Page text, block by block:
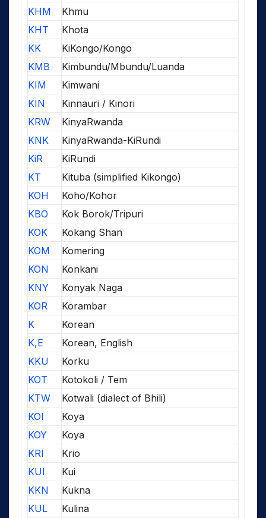
KHM
Khmu
KHT
Khota
KK
KiKongo/Kongo
KMB
Kimbundu/Mbundu/Luanda
KIM
Kimwani
KIN
Kinnauri / Kinori
KRW
KinyaRwanda
KNK
KinyaRwanda-KiRundi
KiR
KiRundi
KT
Kituba (simplified Kikongo)
KOH
Koho/Kohor
KBO
Kok Borok/Tripuri
KOK
Kokang Shan
KOM
Komering
KON
Konkani
KNY
Konyak Naga
KOR
Korambar
K
Korean
K,E
Korean, English
KKU
Korku
KOT
Kotokoli / Tem
KTW
Kotwali (dialect of Bhili)
KOI
Koya
KOY
Koya
KRI
Krio
KUI
Kui
KKN
Kukna
KUL
Kulina